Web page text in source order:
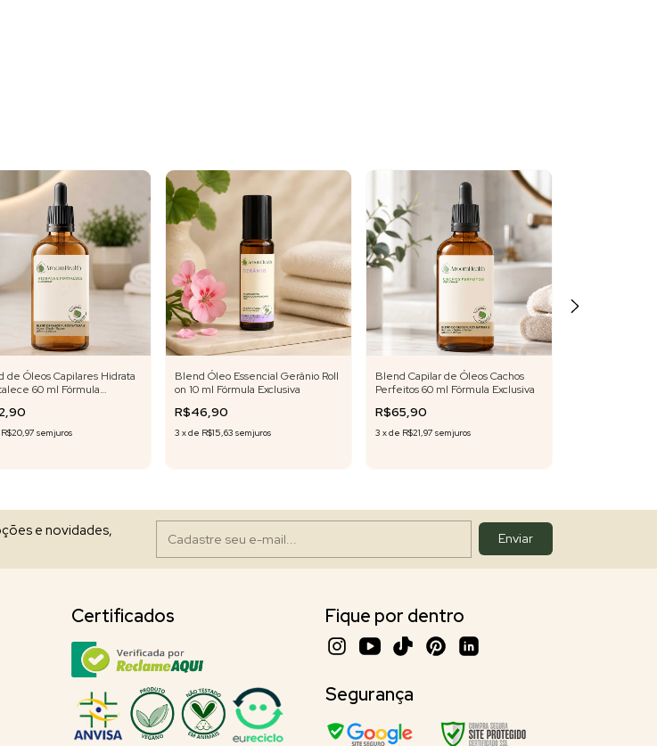
de Óleos Capilares Hidrata
60 ml Fórmula
R$20,97 sem juros
Blend Óleo Essencial Gerânio Roll
on 10 ml Fórmula Exclusiva
R$46,90
3 xde R$15,63 sem juros
Blend Capilar de Óleos Cachos
Perfeitos 60 ml Fórmula Exclusiva
R$65,90
3 xde R$21,97 sem juros
e novidades,
Certificados Fique por dentro
Segurança